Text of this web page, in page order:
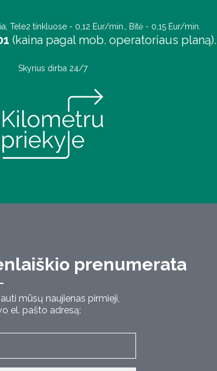
Tele2 tinkluose - 0,12 Eur/min., Bitė - 0,15 Eur/min.
(kaina pagal mob. operatoriaus planą).
Skyrius dirba 24/7
prenumerata
mūsų naujienas pirmieji,
el. pašto adresą: